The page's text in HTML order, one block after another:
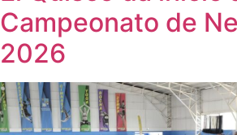
Campeonato de
2026